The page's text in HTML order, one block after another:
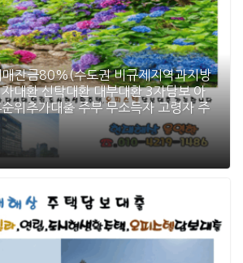
매잔금80%(수도권 비규제지역과지방
대환 신탁대환 대부대환 3자담보 아
위추가대출 주부 무소득자 고령자 주